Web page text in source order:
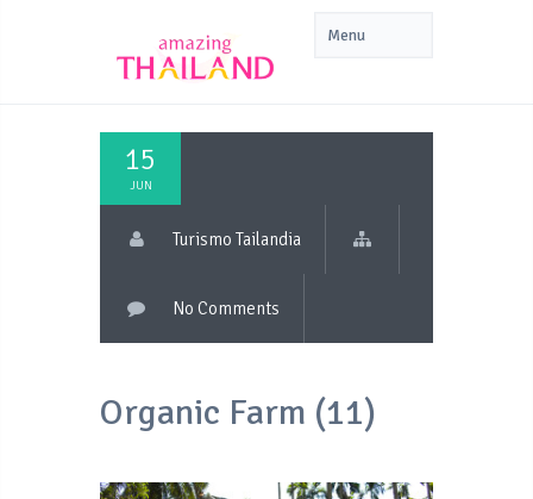
15
JUN
Turismo Tailandia
No Comments
Organic Farm (11)